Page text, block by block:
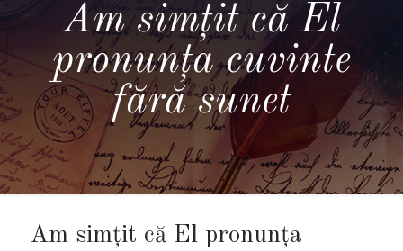
Am simțit că El
pronunța cuvinte
fără sunet
Am simțit că El pronunța